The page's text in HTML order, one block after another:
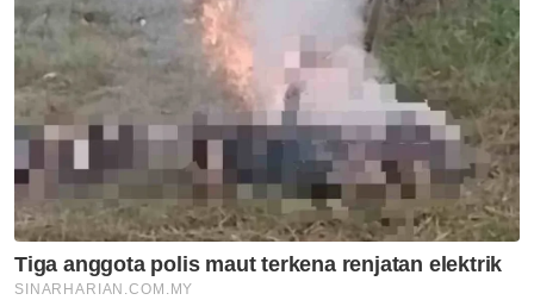
Perak
Artikel Disyorkan
Perak